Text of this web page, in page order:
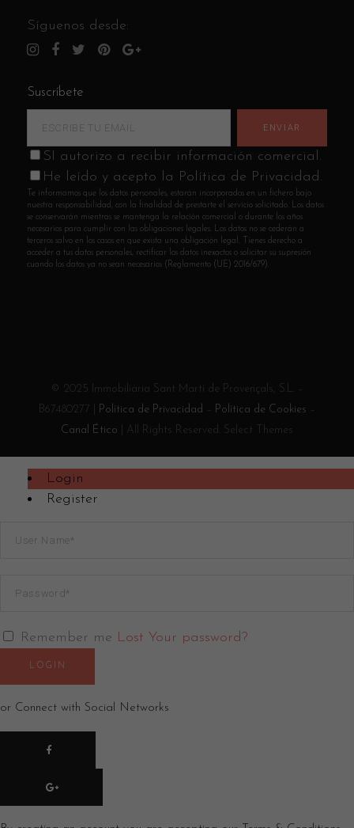
Síguenos desde:
Suscríbete
SI autorizo a recibir información comercial.
He leído y acepto la Política de Privacidad.
Te informamos que los datos personales, estarán incorporados en un fichero bajo
nuestra responsabilidad, con la finalidad de prestarte el servicio solicitado. Los datos
se conservarán mientras se mantenga la relación comercial o durante los años
necesarios para cumplir con las obligaciones legales. Los datos no se cederán a
terceros salvo en los casos en que exista una obligación legal. Tienes derecho a
acceder a tus datos personales, rectificar los datos inexactos o solicitar su supresión
cuando los datos ya no sean necesarios (Reglamento (UE) 2016/679).
© 2025 Immobiliària Sant Martí de Provençals, S.L. –
B67480277 |
Política de Privacidad Política de Cookies
Canal Ético | All Rights Reserved. Select Themes
Login
Register
Remember me Lost Your password?
LOGIN
or Connect with Social Networks